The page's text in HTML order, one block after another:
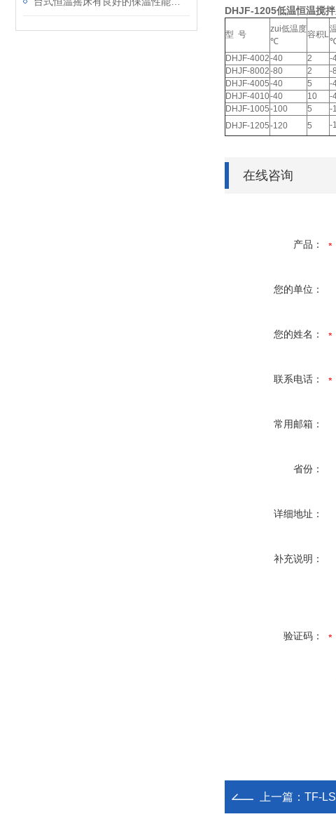
DHJF-1205低温恒温搅
型 号
zui低温度
℃
容积L
DHJF-4002-40 2 -
DHJF-8002-80 2 -
DHJF-4005-40 5 -
DHJF-4010-40 10 -
DHJF-1005-100 5 -
DHJF-1205-120 5 -
在线咨询
产品：
您的单位：
您的姓名：
联系电话：
常用邮箱：
省份：
详细地址：
补充说明：
验证码：
上一篇： TF-